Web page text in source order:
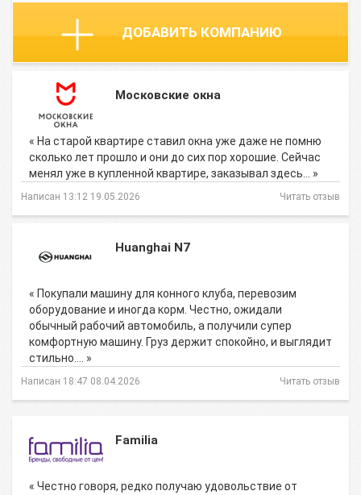
ДОБАВИТЬ КОМПАНИЮ
Московские окна
« На старой квартире ставил окна уже даже не помню
сколько лет прошло и они до сих пор хорошие. Сейчас
менял уже в купленной квартире, заказывал здесь… »
Написан 13:12 19.05.2026 Читать отзыв
Huanghai N7
« Покупали машину для конного клуба, перевозим
оборудование и иногда корм. Честно, ожидали
обычный рабочий автомобиль, а получили супер
комфортную машину. Груз держит спокойно, и выглядит
стильно.… »
Написан 18:47 08.04.2026 Читать отзыв
Familia
« Честно говоря, редко получаю удовольствие от